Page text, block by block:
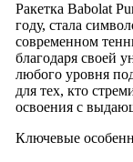
Ракетка Babolat
году, стала
современном
благодаря своей
любого уровня
для тех, кто
освоения с
Ключевые